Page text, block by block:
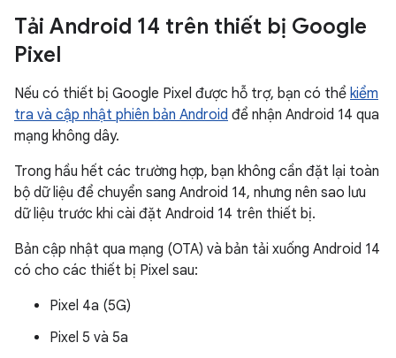
Tải Android 14 trên thiết bị Google
Pixel
Nếu có thiết bị Google Pixel được hỗ trợ, bạn có thể kiểm
tra và cập nhật phiên bản Android để nhận Android 14 qua
mạng không dây.
Trong hầu hết các trường hợp, bạn không cần đặt lại toàn
bộ dữ liệu để chuyển sang Android 14, nhưng nên sao lưu
dữ liệu trước khi cài đặt Android 14 trên thiết bị.
Bản cập nhật qua mạng (OTA) và bản tải xuống Android 14
có cho các thiết bị Pixel sau:
Pixel 4a (5G)
Pixel 5 và 5a